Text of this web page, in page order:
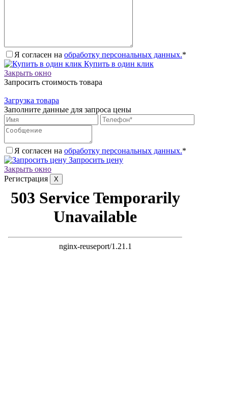
Я согласен на обработку персональных данных.*
Купить в один клик
Закрыть окно
Запросить стоимость товара
Загрузка товара
Заполните данные для запроса цены
Я согласен на обработку персональных данных.*
Запросить цену
Закрыть окно
Регистрация
X